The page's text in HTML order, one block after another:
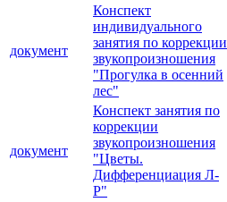
документ
Конспект
индивидуального
занятия по коррекции
звукопроизношения
"Прогулка в осенний
лес"
документ
Конспект занятия по
коррекции
звукопроизношения
"Цветы.
Дифференциация Л-
Р"